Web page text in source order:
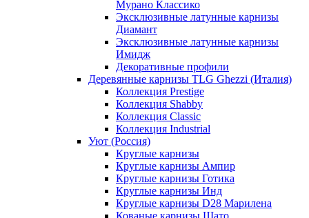
Мурано Классико
Эксклюзивные латунные карнизы
Диамант
Эксклюзивные латунные карнизы
Имидж
Декоративные профили
Деревянные карнизы TLG Ghezzi (Италия)
Коллекция Prestige
Коллекция Shabby
Коллекция Classic
Коллекция Industrial
Уют (Россия)
Круглые карнизы
Круглые карнизы Ампир
Круглые карнизы Готика
Круглые карнизы Инд
Круглые карнизы D28 Марилена
Кованые карнизы Шато